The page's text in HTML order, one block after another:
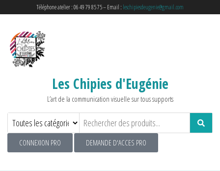
Téléphone atelier : 06 49 79 85 75 – Email : leschipiesdeugenie@gmail.com
Les Chipies d'Eugénie
L’art de la communication visuelle sur tous supports
CONNEXION PRO DEMANDE D'ACCES PRO